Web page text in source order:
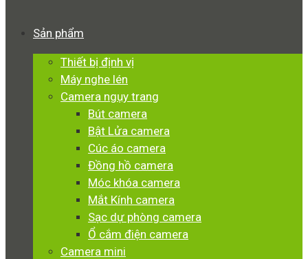
Sản phẩm
Thiết bị định vị
Máy nghe lén
Camera ngụy trang
Bút camera
Bật Lửa camera
Cúc áo camera
Đồng hồ camera
Móc khóa camera
Mắt Kính camera
Sạc dự phòng camera
Ổ cắm điện camera
Camera mini